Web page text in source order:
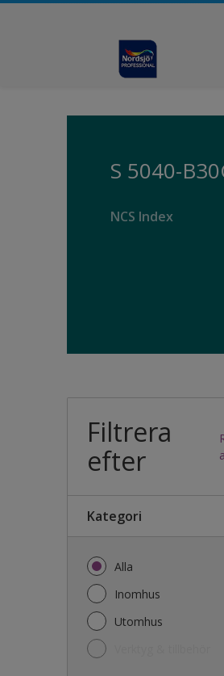
S 5040-
NCS Index
Filtrera
efter
Kategori
Alla
Inomhus
Utomhus